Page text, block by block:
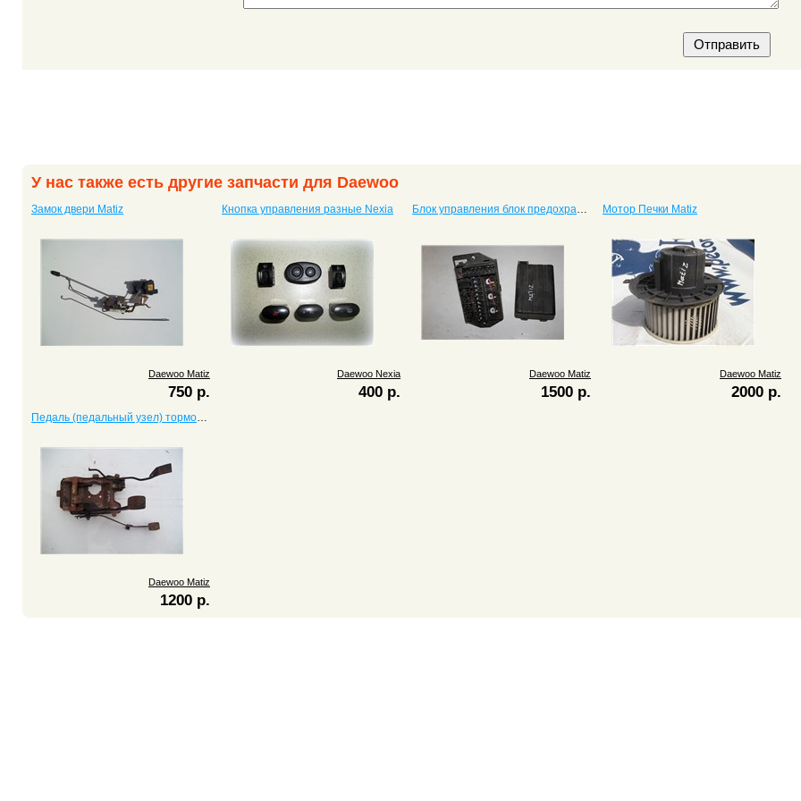
У нас также есть другие запчасти для Daewoo
Замок двери Matiz
Daewoo Matiz
750 р.
Кнопка управления разные Nexia
Daewoo Nexia
400 р.
Блок управления блок предохранителей Matiz 96427973
Daewoo Matiz
1500 р.
Мотор Печки Matiz
Daewoo Matiz
2000 р.
Педаль (педальный узел) тормоза Matiz
Daewoo Matiz
1200 р.